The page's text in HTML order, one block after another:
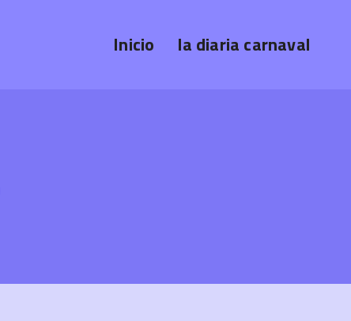
Inicio la diaria carnaval